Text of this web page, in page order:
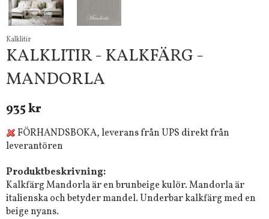
Kalklitir
KALKLITIR - KALKFÄRG -
MANDORLA
935 kr
FÖRHANDSBOKA, leverans från UPS direkt från
leverantören
Produktbeskrivning:
Kalkfärg Mandorla är en brunbeige kulör. Mandorla är
italienska och betyder mandel. Underbar kalkfärg med en
beige nyans.